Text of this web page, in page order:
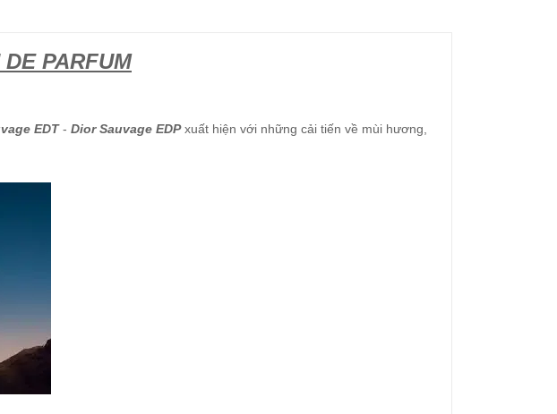
PARFUM
EDT- Dior Sauvage EDPxuất hiện với những cải tiến về mùi hương,